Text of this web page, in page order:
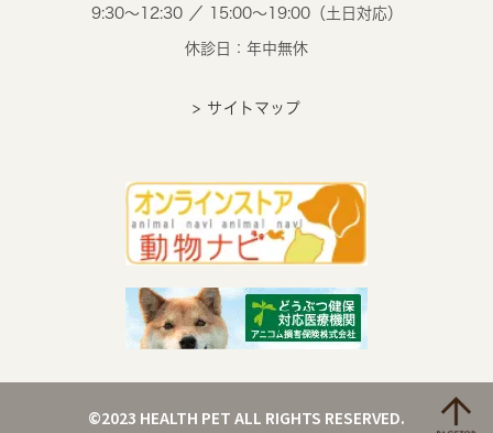
9:30～12:30 ／ 15:00～19:00（土日対応）
休診日：年中無休
> サイトマップ
©2023 HEALTH PET ALL RIGHTS RESERVED.